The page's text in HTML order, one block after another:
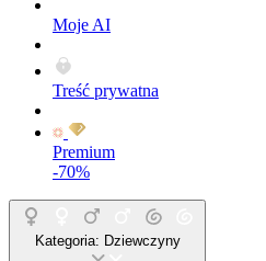
Moje AI
Treść prywatna
Premium
-70%
Kategoria: Dziewczyny